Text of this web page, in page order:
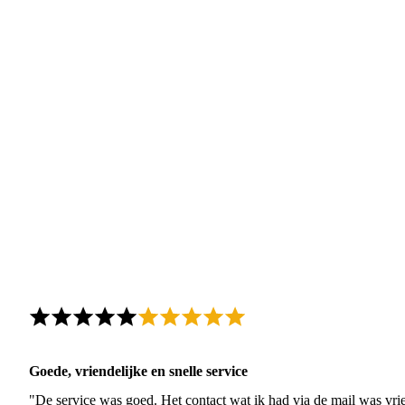
Goede, vriendelijke en snelle service
"De service was goed. Het contact wat ik had via de mail was